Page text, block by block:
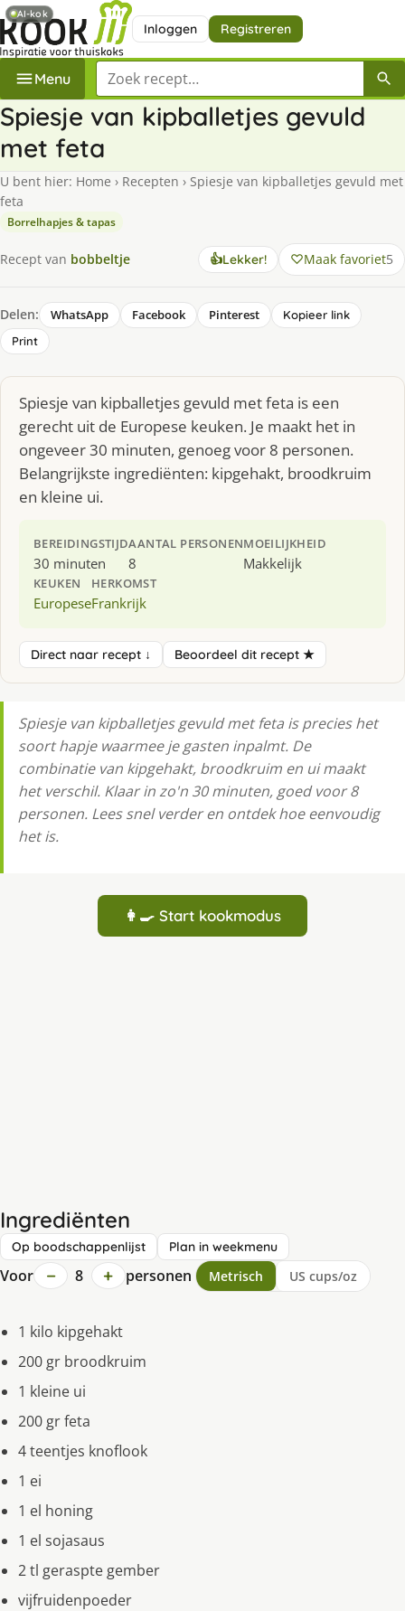
Inloggen Registreren
Menu Zoek een recept
Spiesje van kipballetjes gevuld
met feta
U bent hier: Home › Recepten › Spiesje van kipballetjes gevuld met
feta
Borrelhapjes & tapas
Recept van bobbeltje 👍Lekker! Maak favoriet5
Delen: WhatsApp Facebook Pinterest
Kopieer link
Print
Spiesje van kipballetjes gevuld met feta is een
gerecht uit de Europese keuken. Je maakt het in
ongeveer 30 minuten, genoeg voor 8 personen.
Belangrijkste ingrediënten: kipgehakt, broodkruim
en kleine ui.
BEREIDINGSTIJD
30 minuten
AANTAL PERSONEN
8
MOEILIJKHEID
Makkelijk
KEUKEN
Europese
HERKOMST
Frankrijk
Direct naar recept ↓ Beoordeel dit recept ★
Spiesje van kipballetjes gevuld met feta is precies het
soort hapje waarmee je gasten inpalmt. De
combinatie van kipgehakt, broodkruim en ui maakt
het verschil. Klaar in zo'n 30 minuten, goed voor 8
personen. Lees snel verder en ontdek hoe eenvoudig
het is.
👩‍🍳 Start kookmodus
Ingrediënten
Op boodschappenlijst Plan in weekmenu
Voor − 8 + personen Metrisch US cups/oz
1 kilo kipgehakt
200 gr broodkruim
1 kleine ui
200 gr feta
4 teentjes knoflook
1 ei
1 el honing
1 el sojasaus
2 tl geraspte gember
vijfruidenpoeder
AI-kok